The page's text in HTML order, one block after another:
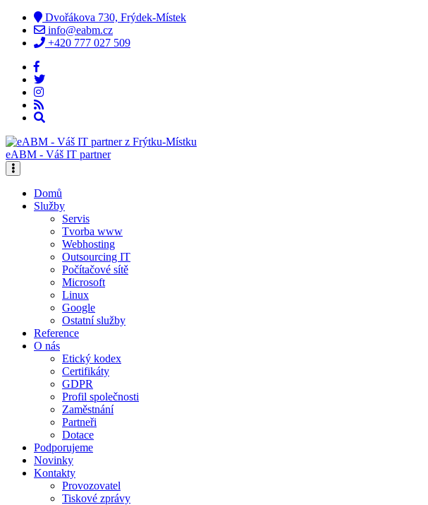
Dvořákova 730, Frýdek-Místek
info@eabm.cz
+420 777 027 509
eABM - Váš IT partner
Domů
Služby
Servis
Tvorba www
Webhosting
Outsourcing IT
Počítačové sítě
Microsoft
Linux
Google
Ostatní služby
Reference
O nás
Etický kodex
Certifikáty
GDPR
Profil společnosti
Zaměstnání
Partneři
Dotace
Podporujeme
Novinky
Kontakty
Provozovatel
Tiskové zprávy